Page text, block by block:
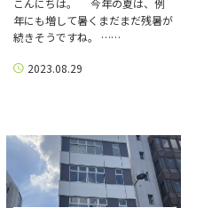
こんにちは。 今年の夏は、例
年にも増して暑くまだまだ残暑が
続きそうですね。 ……
2023.08.29